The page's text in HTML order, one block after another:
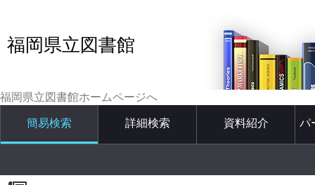
福岡県立図書館
福岡県立図書館ホームページへ
簡易検索 詳細検索 資料紹介 パ